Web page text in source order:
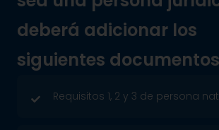
deberá adicionar los
siguientes
Requisitos 1, 2 y 3 de persona